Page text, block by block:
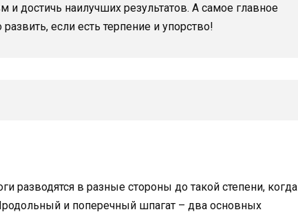
и достичь наилучших результатов. А самое главное
если есть терпение и упорство!
разводятся в разные стороны до такой степени, когда
и поперечный шпагат – два основных